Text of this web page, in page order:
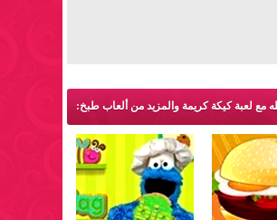
مع لعبة كيكة كريمة والمزيد من ألعاب طبخ: